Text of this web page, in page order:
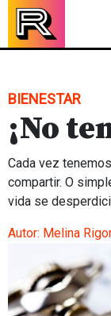
Skip
content
BIENESTAR
¡No
Cada vez
compartir. O
vida se
Autor: Melina